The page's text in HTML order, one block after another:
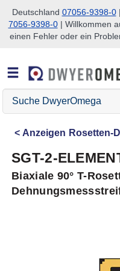
Zum Suchen überspringen
Zum Hauptinhalt
Zur Navigation überspringen
Deutschland 07056-9398-0|
7056-9398-0| Willkommen
einen Fehler oder ein
Suche
DwyerOmega
Anzeigen Rosetten-
SGT-2-
Biaxiale 90° T-